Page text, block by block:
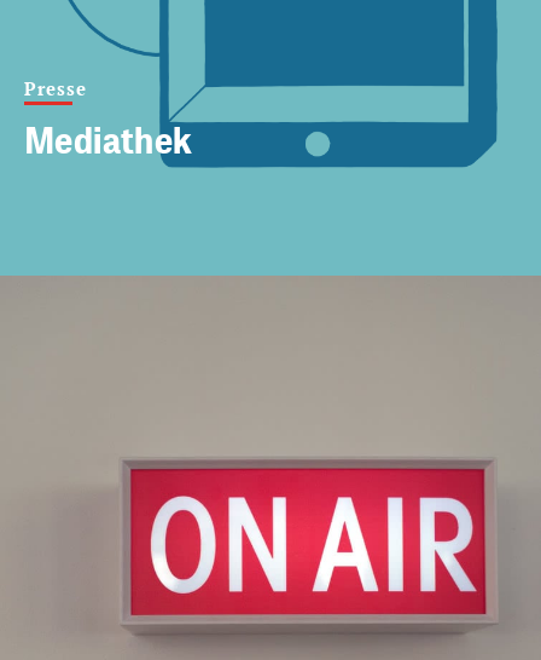
Presse
Mediathek